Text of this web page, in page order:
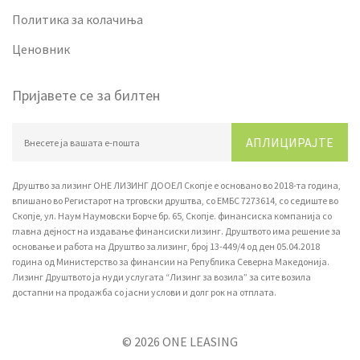
Политика за колачиња
Ценовник
Пријавете се за билтен
АПЛИЦИРАЈТЕ
Друштво за лизинг ОНЕ ЛИЗИНГ ДООЕЛ Скопје е основано во 2018-та година,
впишано вo Регистарот на трговски друштва, со ЕМБС 7273614, со седиште во
Скопје, ул. Наум Наумовски Борче бр. 65, Скопје. финансиска компанија со
главна дејност на издавање финансиски лизинг. Друштвото има решение за
основање и работа на Друштво за лизинг, број 13-449/4 од ден 05.04.2018
година од Министерство за финансии на Република Северна Македонија.
Лизинг Друштвото ја нуди услугата “Лизинг за возила” за сите возила
достапни на продажба со јасни услови и долг рок на отплата.
© 2026 ONE LEASING